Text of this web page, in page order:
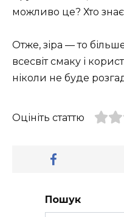
можливо це? Хто
Отже, зіра — то
всесвіт смаку і
ніколи не буде
Оцініть статтю
Пошук